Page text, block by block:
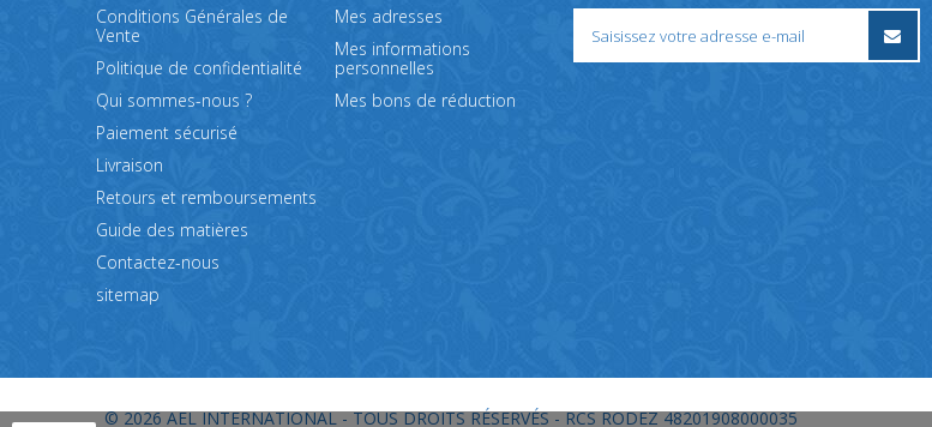
Conditions Générales de
Vente
Politique de confidentialité
Qui sommes-nous ?
Paiement sécurisé
Livraison
Retours et remboursements
Guide des matières
Contactez-nous
sitemap
Mes adresses
Mes informations
personnelles
Mes bons de réduction
© 2026AEL INTERNATIONAL - TOUS DROITS RÉSERVÉS - RCS RODEZ 48201908000035